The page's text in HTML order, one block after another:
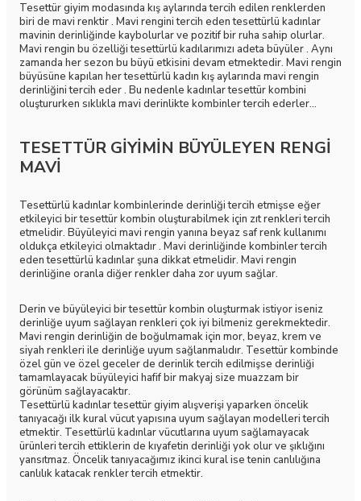
Tesettür giyim modasında kış aylarında tercih edilen renklerden
biri de mavi renktir . Mavi rengini tercih eden tesettürlü kadınlar
mavinin derinliğinde kaybolurlar ve pozitif bir ruha sahip olurlar.
Mavi rengin bu özelliği tesettürlü kadılarımızı adeta büyüler . Aynı
zamanda her sezon bu büyü etkisini devam etmektedir. Mavi rengin
büyüsüne kapılan her tesettürlü kadın kış aylarında mavi rengin
derinliğini tercih eder . Bu nedenle kadınlar tesettür kombini
oluştururken sıklıkla mavi derinlikte kombinler tercih ederler...
TESETTÜR GİYİMİN BÜYÜLEYEN RENGİ
MAVİ
Tesettürlü kadınlar kombinlerinde derinliği tercih etmişse eğer
etkileyici bir tesettür kombin oluşturabilmek için zıt renkleri tercih
etmelidir. Büyüleyici mavi rengin yanına beyaz saf renk kullanımı
oldukça etkileyici olmaktadır . Mavi derinliğinde kombinler tercih
eden tesettürlü kadınlar şuna dikkat etmelidir. Mavi rengin
derinliğine oranla diğer renkler daha zor uyum sağlar.
Derin ve büyüleyici bir tesettür kombin oluşturmak istiyor iseniz
derinliğe uyum sağlayan renkleri çok iyi bilmeniz gerekmektedir.
Mavi rengin derinliğin de boğulmamak için mor, beyaz, krem ve
siyah renkleri ile derinliğe uyum sağlanmalıdır. Tesettür kombinde
özel gün ve özel geceler de derinlik tercih edilmişse derinliği
tamamlayacak büyüleyici hafif bir makyaj size muazzam bir
görünüm sağlayacaktır.
Tesettürlü kadınlar tesettür giyim alışverişi yaparken öncelik
tanıyacağı ilk kural vücut yapısına uyum sağlayan modelleri tercih
etmektir. Tesettürlü kadınlar vücutlarına uyum sağlamayacak
ürünleri tercih ettiklerin de kıyafetin derinliği yok olur ve şıklığını
yansıtmaz. Öncelik tanıyacağımız ikinci kural ise tenin canlılığına
canlılık katacak renkler tercih etmektir.